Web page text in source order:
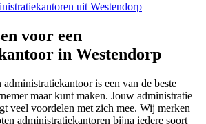
uit Westendorp
voor een
in Westendorp
administratiekantoor is een van de beste
maar kunt maken. Jouw administratie
veel voordelen met zich mee. Wij merken
administratiekantoren bijna iedere soort